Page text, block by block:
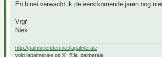
En bloei verwacht ik de eerstkomende jaren nog
Vrgr
Niek
http://palmvrienden.net/lapalmeraie
volg lapalmeraie op X: @la_palmeraie